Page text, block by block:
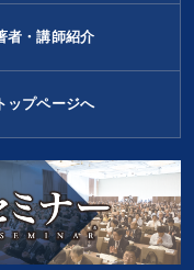
者・講師紹介
トップページへ